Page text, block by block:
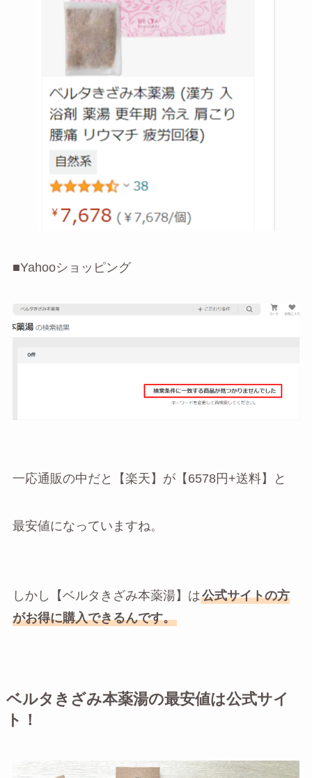
■Yahooショッピング
一応通販の中だと【楽天】が【6578円+送料】と
最安値になっていますね。
しかし【ベルタきざみ本薬湯】は公式サイトの方
がお得に購入できるんです。
ベルタきざみ本薬湯の最安値は公式サイ
ト！